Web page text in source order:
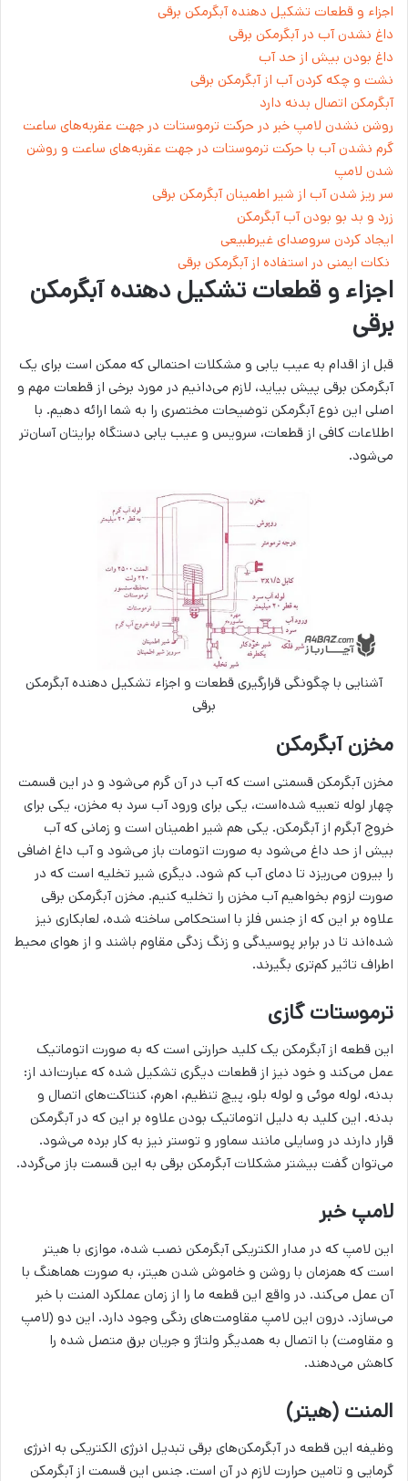
اجزاء و قطعات تشکیل دهنده‌ آبگرمکن برقی
داغ نشدن آب در آبگرمکن برقی
داغ بودن بیش از حد آب
نشت و چکه کردن آب از آبگرمکن برقی
آبگرمکن اتصال بدنه دارد
روشن نشدن لامپ خبر در حرکت ترموستات در جهت عقربه‌های ساعت
گرم نشدن آب با حرکت ترموستات در جهت عقربه‌های ساعت و روشن
شدن لامپ
سر ریز شدن آب از شیر اطمینان آبگرمکن برقی
زرد و بد بو بودن آب آبگرمکن
ایجاد کردن سروصدای غیرطبیعی
نکات ایمنی در استفاده از آبگرمکن‌ برقی
اجزاء و قطعات تشکیل دهنده‌ آبگرمکن
برقی
قبل از اقدام به عیب یابی و مشکلات احتمالی که ممکن است برای یک
آبگرمکن برقی پیش بیاید، لازم می‌دانیم در مورد برخی از قطعات مهم و
اصلی این نوع آبگرمکن توضیحات مختصری را به شما ارائه دهیم. با
اطلاعات کافی از قطعات، سرویس و عیب یابی دستگاه برایتان آسان‌تر
می‌شود.
آشنایی با چگونگی قرارگیری قطعات و اجزاء تشکیل دهنده آبگرمکن
برقی
مخزن آبگرمکن
مخزن آبگرمکن قسمتی است که آب در آن گرم می‌شود و در این قسمت
چهار لوله تعبیه شده‌است، یکی برای ورود آب سرد به مخزن، یکی برای
خروج آبگرم از آبگرمکن. یکی هم شیر اطمینان است و زمانی که آب
بیش از حد داغ می‌شود به صورت اتومات باز می‌شود و آب داغ اضافی
را بیرون می‌ریزد تا دمای آب کم شود. دیگری شیر تخلیه است که در
صورت لزوم بخواهیم آب مخزن را تخلیه کنیم. مخزن آبگرمکن‌ برقی
علاوه بر این که از جنس فلز با استحکامی ساخته شده، لعابکاری نیز
شده‌اند تا در برابر پوسیدگی و زنگ زدگی مقاوم باشند و از هوای محیط
اطراف تاثیر کم‌تری بگیرند.
ترموستات گازی
این قطعه از آبگرمکن یک کلید حرارتی است که به صورت اتوماتیک
عمل می‌کند و خود نیز از قطعات دیگری تشکیل شده که عبارت‌اند از:
بدنه، لوله موئی و لوله بلو، پیچ تنظیم، اهرم، کنتاکت‌های اتصال و
بدنه. این کلید به دلیل اتوماتیک بودن علاوه بر این که در آبگرمکن
قرار دارند در وسایلی مانند سماور و توستر نیز به کار برده می‌شود.
می‌توان گفت بیشتر مشکلات آبگرمکن‌ برقی به این قسمت باز می‌گردد.
لامپ خبر
این لامپ که در مدار الکتریکی آبگرمکن نصب شده، موازی با هیتر
است که همزمان با روشن و خاموش شدن هیتر، به صورت هماهنگ با
آن عمل می‌کند. در واقع این قطعه ما را از زمان عملکرد المنت با خبر
می‌سازد. درون این لامپ مقاومت‌های رنگی وجود دارد. این دو (لامپ
و مقاومت) با اتصال به همدیگر ولتاژ و جریان برق متصل شده را
کاهش می‌دهند.
المنت (هیتر)
وظیفه این قطعه در آبگرمکن‌های برقی تبدیل انرژی الکتریکی به انرژی
گرمایی و تامین حرارت لازم در آن است. جنس این قسمت از آبگرمکن